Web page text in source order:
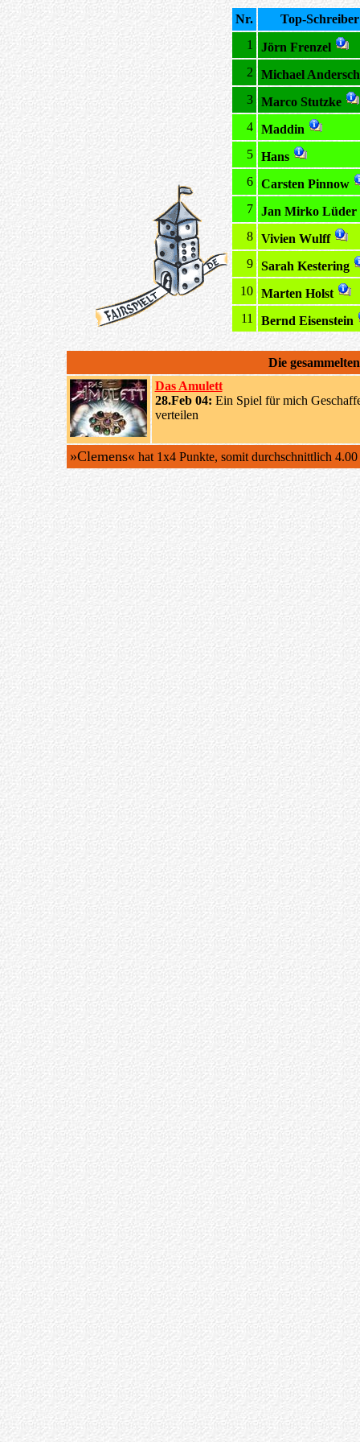
Nr.
Top-Schreiber
1
Jörn Frenzel
2
Michael Andersch
3
Marco Stutzke
4
Maddin
5
Hans
6
Carsten Pinnow
7
Jan Mirko Lüder
8
Vivien Wulff
9
Sarah Kestering
10
Marten Holst
11
Bernd Eisenstein
Die
Das Amulett
28.Feb 04: Ein Spiel für mich
verteilen
»Clemens« hat 1x4 Punkte, somit durchschnittlich